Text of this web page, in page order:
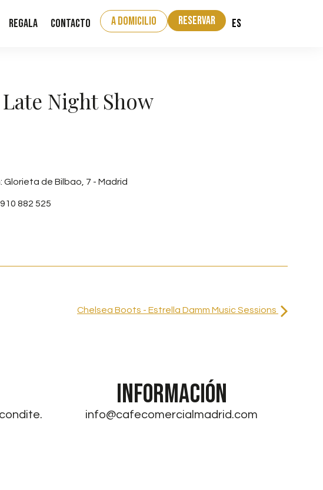
Regala Contacto a domicilio Reservar ES
Night Show
Glorieta de Bilbao, 7 - Madrid
882 525
Chelsea Boots - Estrella Damm Music Sessions
INFORMACIÓN
info@cafecomercialmadrid.com